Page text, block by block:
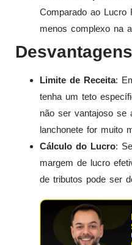
Comparado ao Lucro
menos complexo na
Desvantagens
Limite de Receita:
tenha um teto
não ser vantajoso se
lanchonete for muito
Cálculo do Lucro:
margem de lucro
de tributos pode ser